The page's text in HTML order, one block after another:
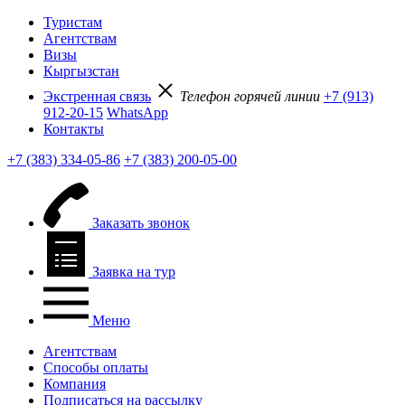
Туристам
Агентствам
Визы
Кыргызстан
Экстренная связь
Телефон горячей линии +7 (913)
912-20-15 WhatsApp
Контакты
+7 (383) 334-05-86 +7 (383) 200-05-00
Заказать звонок
Заявка на тур
Меню
Агентствам
Способы оплаты
Компания
Подписаться на рассылку